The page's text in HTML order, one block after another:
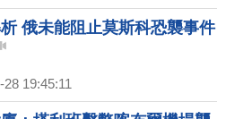
俄未能阻止莫斯科恐襲事件
28 19:45:11